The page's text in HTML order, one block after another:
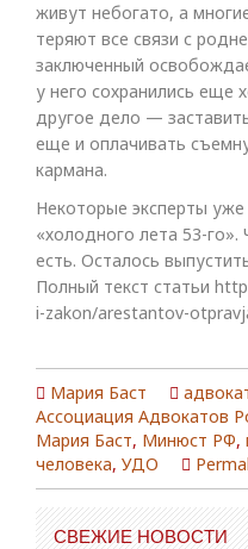
живут небогато, а
теряют все связи с
заключенный
у него сохранились еще
другое дело —
еще и оплачивать
кармана.
Некоторые эксперты
«холодного лета 53-
есть. Осталось
Полный текст статьи
i-zakon/arestantov-
Мария Баст
Ассоциация Адвокатов
Мария Баст, Минюст РФ,
человека, УДО
СВЕЖИЕ НОВОСТИ